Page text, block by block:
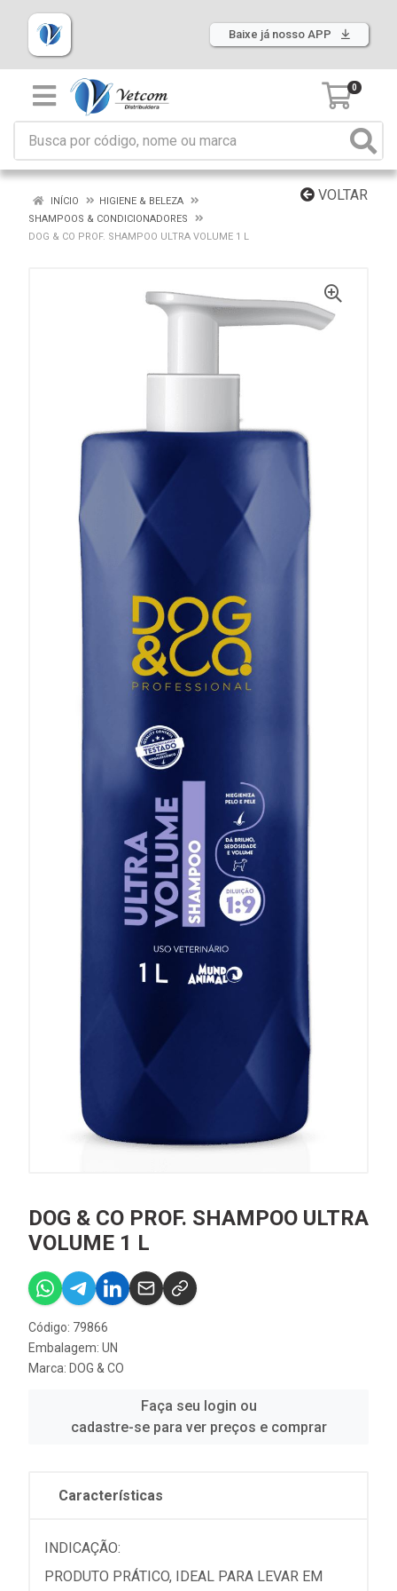
Baixe já nosso APP
0
VOLTAR
INÍCIO
HIGIENE & BELEZA
SHAMPOOS & CONDICIONADORES
DOG & CO PROF. SHAMPOO ULTRA VOLUME 1 L
DOG & CO PROF. SHAMPOO ULTRA
VOLUME 1 L
Código: 79866
Embalagem: UN
Marca: DOG & CO
Faça seu login ou
cadastre-se para ver preços e comprar
Características
INDICAÇÃO:
PRODUTO PRÁTICO, IDEAL PARA LEVAR EM